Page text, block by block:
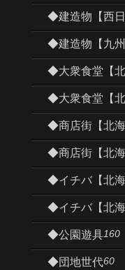
◆建造物【西日
◆建造物【九州
◆大衆食堂【北
◆大衆食堂【北
◆商店街【北海
◆商店街【北海
◆イチバ【北海
◆イチバ【北海
◆公園遊具160
◆団地世代60